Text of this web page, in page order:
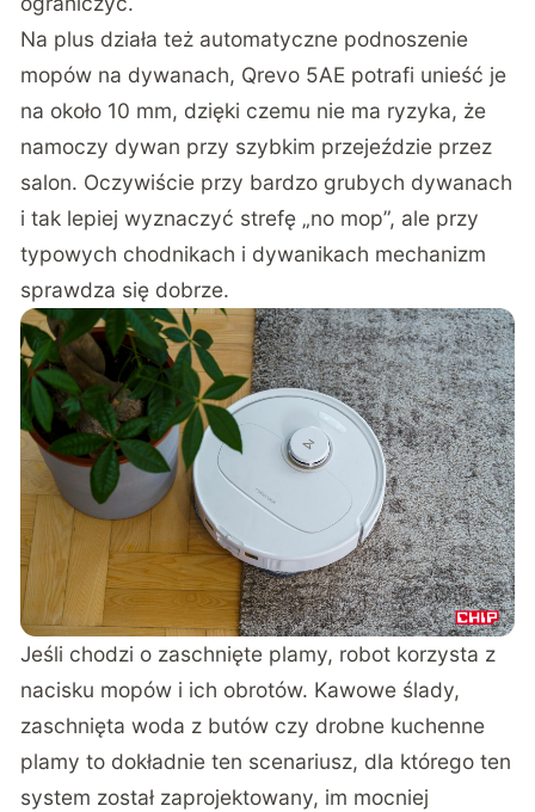
Na plus działa też automatyczne podnoszenie
mopów na dywanach, Qrevo 5AE potrafi unieść je
na około 10 mm, dzięki czemu nie ma ryzyka, że
namoczy dywan przy szybkim przejeździe przez
salon. Oczywiście przy bardzo grubych dywanach
i tak lepiej wyznaczyć strefę „no mop”, ale przy
typowych chodnikach i dywanikach mechanizm
sprawdza się dobrze.
Jeśli chodzi o zaschnięte plamy, robot korzysta z
nacisku mopów i ich obrotów. Kawowe ślady,
zaschnięta woda z butów czy drobne kuchenne
plamy to dokładnie ten scenariusz, dla którego ten
system został zaprojektowany, im mocniej